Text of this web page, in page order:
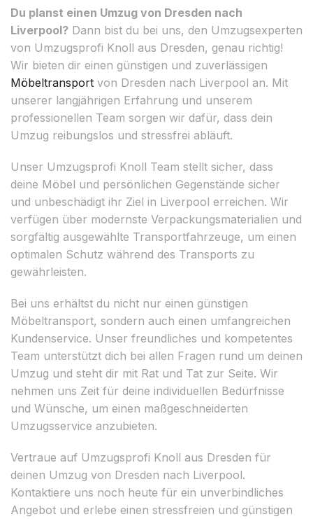
Du planst einen Umzug von Dresden nach
Liverpool? Dann bist du bei uns, den Umzugsexperten
von Umzugsprofi Knoll aus Dresden, genau richtig!
Wir bieten dir einen günstigen und zuverlässigen
Möbeltransport von Dresden nach Liverpool an. Mit
unserer langjährigen Erfahrung und unserem
professionellen Team sorgen wir dafür, dass dein
Umzug reibungslos und stressfrei abläuft.
Unser Umzugsprofi Knoll Team stellt sicher, dass
deine Möbel und persönlichen Gegenstände sicher
und unbeschädigt ihr Ziel in Liverpool erreichen. Wir
verfügen über modernste Verpackungsmaterialien und
sorgfältig ausgewählte Transportfahrzeuge, um einen
optimalen Schutz während des Transports zu
gewährleisten.
Bei uns erhältst du nicht nur einen günstigen
Möbeltransport, sondern auch einen umfangreichen
Kundenservice. Unser freundliches und kompetentes
Team unterstützt dich bei allen Fragen rund um deinen
Umzug und steht dir mit Rat und Tat zur Seite. Wir
nehmen uns Zeit für deine individuellen Bedürfnisse
und Wünsche, um einen maßgeschneiderten
Umzugsservice anzubieten.
Vertraue auf Umzugsprofi Knoll aus Dresden für
deinen Umzug von Dresden nach Liverpool.
Kontaktiere uns noch heute für ein unverbindliches
Angebot und erlebe einen stressfreien und günstigen